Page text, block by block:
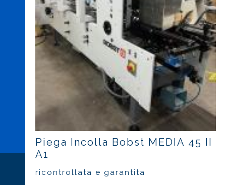
Piega Incolla Bobst MEDIA 45 II
A1
ricontrollata e garantita